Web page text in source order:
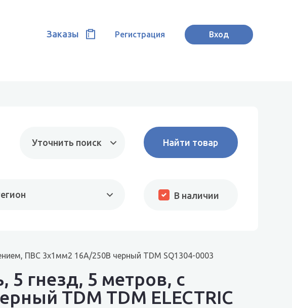
Заказы Регистрация Вход
Уточнить поиск
В наличии
ПВС 3х1мм2 16А/250В черный TDM SQ1304-0003
гнезд, 5 метров, с
TDM TDM ELECTRIC